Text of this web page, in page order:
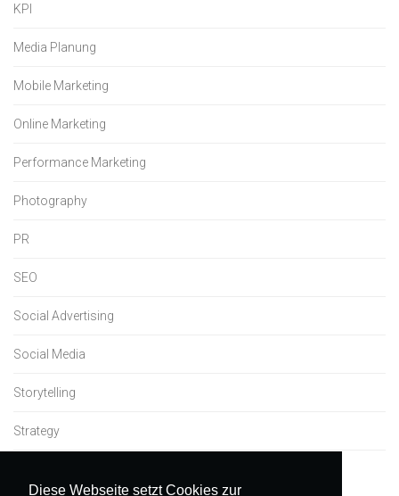
Diese Webseite setzt Cookies zur
KPI
Media Planung
Mobile Marketing
Online Marketing
Performance Marketing
Photography
PR
SEO
Social Advertising
Social Media
Storytelling
Strategy